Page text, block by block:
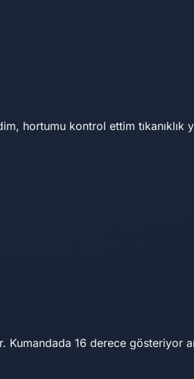
hortumu kontrol ettim tıkanıklık
16 derece gösteriyor